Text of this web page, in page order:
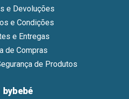
e Devoluções
e Condições
e Entregas
de Compras
de Produtos
bybebé